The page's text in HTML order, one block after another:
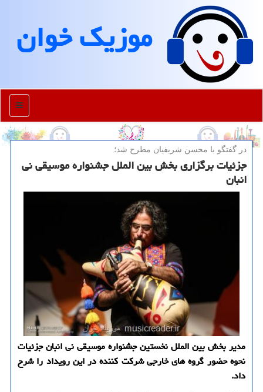
موزیك خوان
منو
در گفتگو با محسن شریفیان مطرح شد؛
جزئیات برگزاری بخش بین الملل جشنواره موسیقی نی
انبان
مدیر بخش بین الملل نخستین جشنواره موسیقی نی انبان جزئیات
نحوه حضور گروه های خارجی شرکت کننده در این رویداد را شرح
داد.